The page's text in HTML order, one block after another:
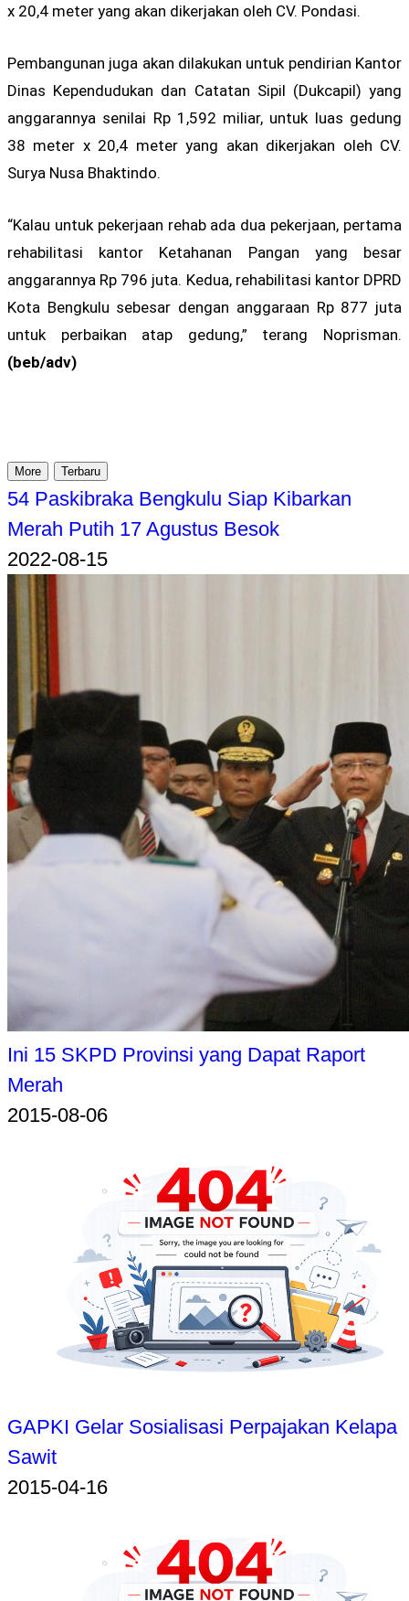
x 20,4 meter yang akan dikerjakan oleh CV. Pondasi.
Pembangunan juga akan dilakukan untuk pendirian Kantor
Dinas Kependudukan dan Catatan Sipil (Dukcapil) yang
anggarannya senilai Rp 1,592 miliar, untuk luas gedung
38 meter x 20,4 meter yang akan dikerjakan oleh CV.
Surya Nusa Bhaktindo.
“Kalau untuk pekerjaan rehab ada dua pekerjaan, pertama
rehabilitasi kantor Ketahanan Pangan yang besar
anggarannya Rp 796 juta. Kedua, rehabilitasi kantor DPRD
Kota Bengkulu sebesar dengan anggaraan Rp 877 juta
untuk perbaikan atap gedung,” terang Noprisman.
(beb/adv)
More Terbaru
54 Paskibraka Bengkulu Siap Kibarkan
Merah Putih 17 Agustus Besok
2022-08-15
Ini 15 SKPD Provinsi yang Dapat Raport
Merah
2015-08-06
GAPKI Gelar Sosialisasi Perpajakan Kelapa
Sawit
2015-04-16